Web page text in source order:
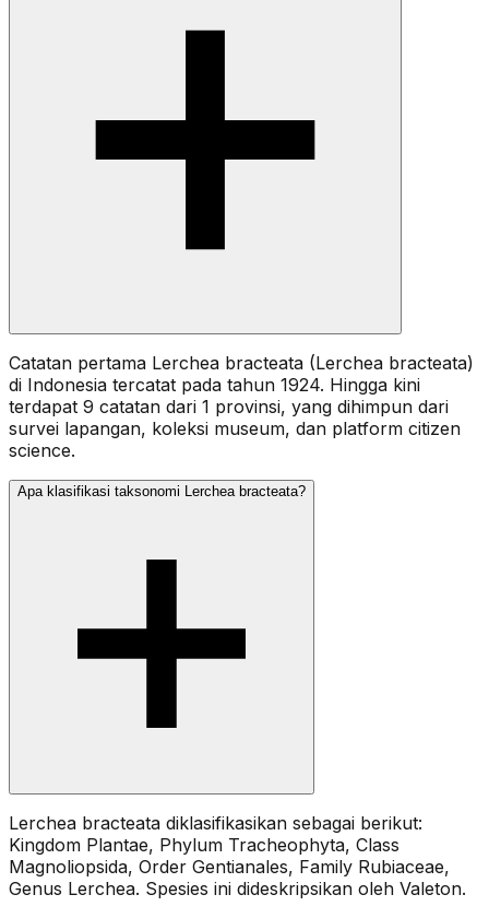
Catatan pertama Lerchea bracteata (Lerchea bracteata)
di Indonesia tercatat pada tahun 1924. Hingga kini
terdapat 9 catatan dari 1 provinsi, yang dihimpun dari
survei lapangan, koleksi museum, dan platform citizen
science.
Apa klasifikasi taksonomi Lerchea bracteata?
Lerchea bracteata diklasifikasikan sebagai berikut:
Kingdom Plantae, Phylum Tracheophyta, Class
Magnoliopsida, Order Gentianales, Family Rubiaceae,
Genus Lerchea. Spesies ini dideskripsikan oleh Valeton.